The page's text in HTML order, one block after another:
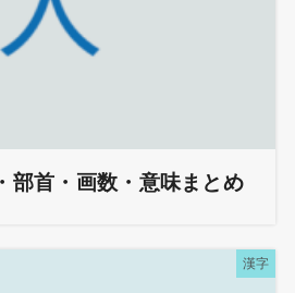
部首・画数・意味まとめ
漢字